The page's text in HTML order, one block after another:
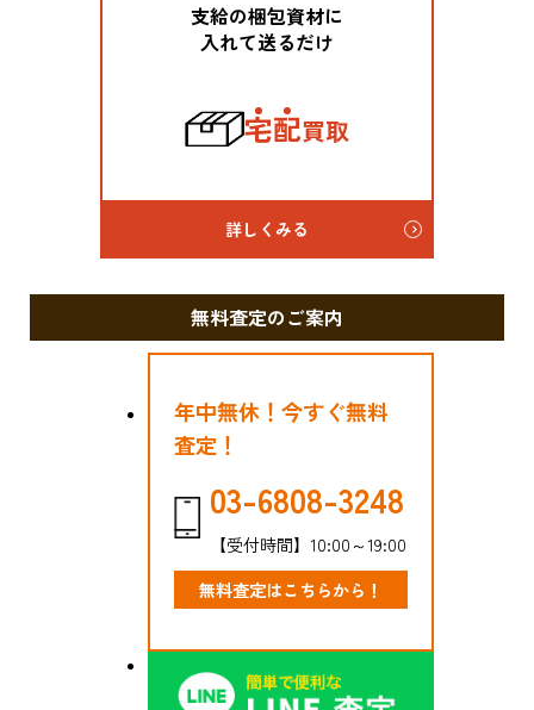
支給の梱包資材に
入れて送るだけ
宅配買取
詳しくみる
無料査定のご案内
年中無休！今すぐ無料
査定！
03-6808-3248
【受付時間】10:00～19:00
無料査定はこちらから！